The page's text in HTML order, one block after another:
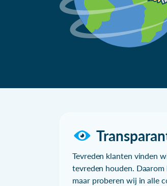
Tevreden klanten vinden
tevreden houden.
maar proberen wij in alle